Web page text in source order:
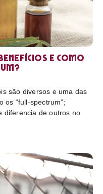
e como
são diversos e uma das
os “full-spectrum”;
diferencia de outros no